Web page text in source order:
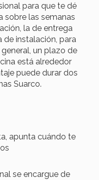
para que te dé
sobre las semanas
la de entrega
de instalación, para
un plazo de
está alrededor
puede durar dos
Suarco.
apunta cuándo te
se encargue de